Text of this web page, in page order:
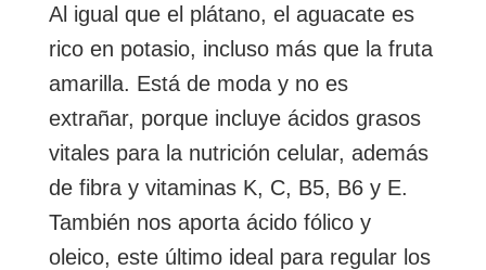
Al igual que el plátano, el aguacate es
rico en potasio, incluso más que la fruta
amarilla. Está de moda y no es
extrañar, porque incluye ácidos grasos
vitales para la nutrición celular, además
de fibra y vitaminas K, C, B5, B6 y E.
También nos aporta ácido fólico y
oleico, este último ideal para regular los